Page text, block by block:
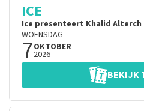
ICE
Ice presenteert Khalid Alterch
WOENSDAG
7OKTOBER
2026
BEKIJK